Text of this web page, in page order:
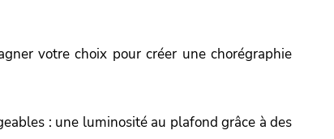
votre choix pour créer une chorégraphie
: une luminosité au plafond grâce à des